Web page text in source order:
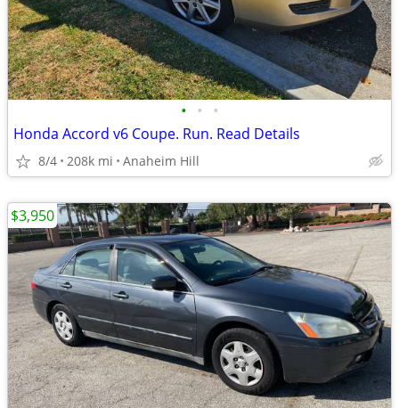
• • •
Honda Accord v6 Coupe. Run. Read Details
8/4 208k mi Anaheim Hill
$3,950